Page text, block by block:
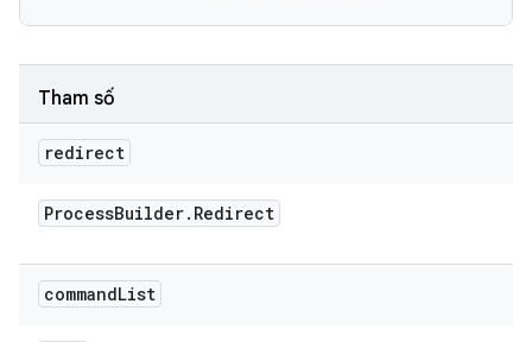
Tham số
redirect
ProcessBuilder. Redirect
commandList